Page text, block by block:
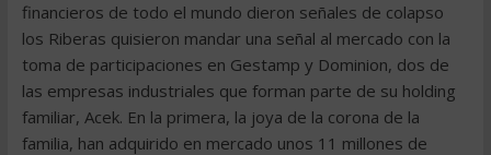
financieros de todo el mundo dieron señales de colapso
los Riberas quisieron mandar una señal al mercado con la
toma de participaciones en Gestamp y Dominion, dos de
las empresas industriales que forman parte de su holding
familiar, Acek. En la primera, la joya de la corona de la
familia, han adquirido en mercado unos 11 millones de